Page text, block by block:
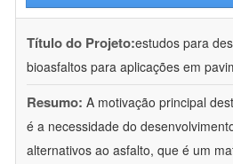
Título do Projeto:estudos para
bioasfaltos para aplicações em
Resumo: A motivação principal
é a necessidade do
alternativos ao asfalto, que é um